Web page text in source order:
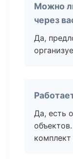
Можно
через
Да,
Да, есть